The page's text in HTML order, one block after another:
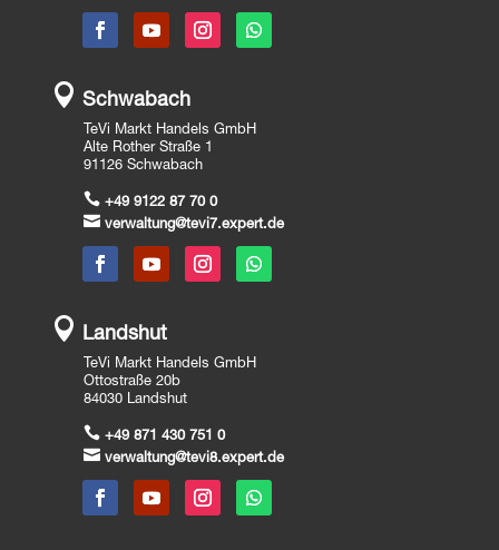
 Schwabach
TeVi Markt Handels GmbH
Alte Rother Straße 1
91126 Schwabach
 +49 9122 87 70 0
 verwaltung@tevi7.expert.de
 Landshut
TeVi Markt Handels GmbH
Ottostraße 20b
84030 Landshut
 +49 871 430 751 0
 verwaltung@tevi8.expert.de